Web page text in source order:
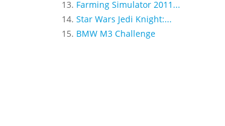
13. Farming Simulator 2011...
14. Star Wars Jedi Knight:...
15. BMW M3 Challenge